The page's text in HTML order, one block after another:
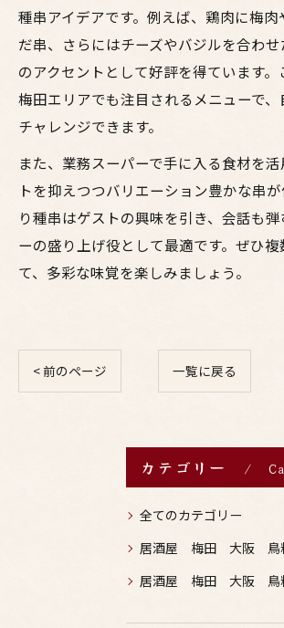
種串アイデアです。例えば、鶏肉に梅
だ串、さらにはチーズやバジルを合わ
のアクセントとして好評を得ています
梅田エリアでも注目されるメニューで
チャレンジできます。
また、業務スーパーで手に入る食材を
トを抑えつつバリエーション豊かな串
り種串はゲストの興味を引き、会話も弾
ーの盛り上げ役として最適です。ぜひ
て、多彩な味覚を楽しみましょう。
< 前のページ 一覧に戻る
カテゴリー
全てのカテゴリー
居酒屋 梅田 大阪 鳥
居酒屋 梅田 大阪 鳥料